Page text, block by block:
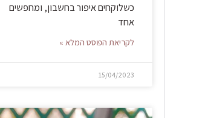
כשלוקחים איפור בחשבון, ומחפשים
אחד
לקריאת הפוסט המלא »
15/04/2023